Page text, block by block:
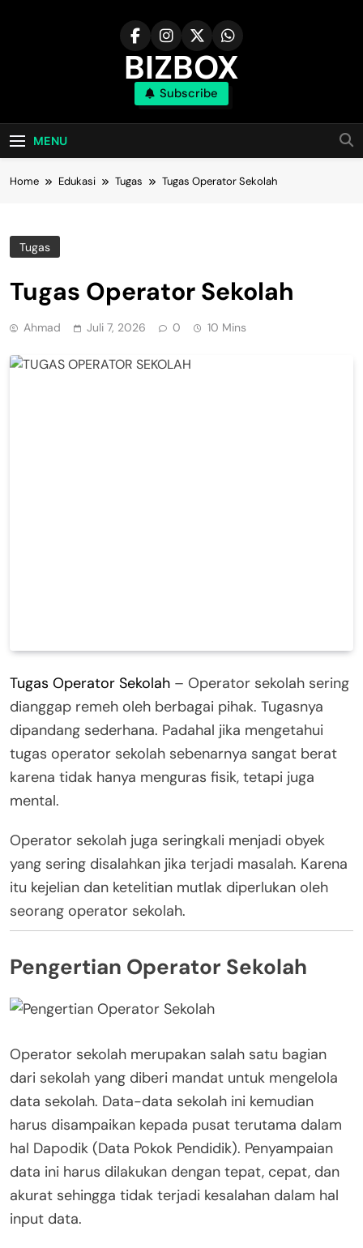
BIZBOX
Bizbox – Media Informasi Terkini
Subscribe
MENU
Home Edukasi Tugas Tugas Operator Sekolah
Tugas
Tugas Operator Sekolah
Ahmad Juli 7, 2026 0 10 Mins
Tugas Operator Sekolah – Operator sekolah sering
dianggap remeh oleh berbagai pihak. Tugasnya
dipandang sederhana. Padahal jika mengetahui
tugas operator sekolah sebenarnya sangat berat
karena tidak hanya menguras fisik, tetapi juga
mental.
Operator sekolah juga seringkali menjadi obyek
yang sering disalahkan jika terjadi masalah. Karena
itu kejelian dan ketelitian mutlak diperlukan oleh
seorang operator sekolah.
Pengertian Operator Sekolah
Operator sekolah merupakan salah satu bagian
dari sekolah yang diberi mandat untuk mengelola
data sekolah. Data-data sekolah ini kemudian
harus disampaikan kepada pusat terutama dalam
hal Dapodik (Data Pokok Pendidik). Penyampaian
data ini harus dilakukan dengan tepat, cepat, dan
akurat sehingga tidak terjadi kesalahan dalam hal
input data.